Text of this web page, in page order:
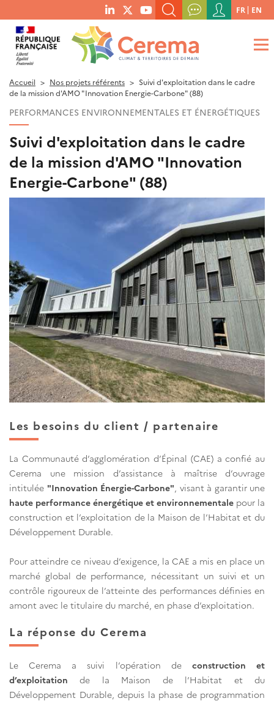
menu
social
links
RECHERCHER UN MOT-CLÉ, UNE PUBLICATION, ETC.
QUE RECHERCHEZ-VOUS ?
Menu
du
compte
de
FR EN
Accueil Nos projets référents
Suivi d'exploitation dans le cadre
de la mission d'AMO "Innovation Energie-Carbone" (88)
PERFORMANCES ENVIRONNEMENTALES ET ÉNERGÉTIQUES
Suivi d'exploitation dans le cadre
de la mission d'AMO "Innovation
Energie-Carbone" (88)
Les besoins du client / partenaire
La Communauté d’agglomération d’Épinal (CAE) a confié au
Cerema une mission d’assistance à maîtrise d’ouvrage
intitulée "Innovation Énergie-Carbone", visant à garantir une
haute performance énergétique et environnementale pour la
construction et l’exploitation de la Maison de l’Habitat et du
Développement Durable.
Pour atteindre ce niveau d’exigence, la CAE a mis en place un
marché global de performance, nécessitant un suivi et un
contrôle rigoureux de l’atteinte des performances définies en
amont avec le titulaire du marché, en phase d’exploitation.
La réponse du Cerema
Le Cerema a suivi l’opération de construction et
d’exploitation de la Maison de l’Habitat et du
Développement Durable, depuis la phase de programmation